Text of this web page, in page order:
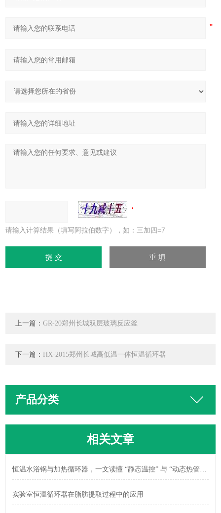
请输入计算结果（填写阿拉伯数字），如：三加四=7
上一篇：GR-20郑州长城双层玻璃反应釜
下一篇： HX-2015郑州长城高低温一体恒温循环器
产品分类
相关文章
恒温水浴锅与加热循环器，一文读懂 “静态温控” 与 “动态热管理” 区别
实验室恒温循环器在脂肪提取过程中的应用